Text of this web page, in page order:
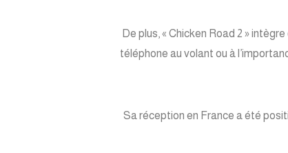
De plus, « Chicken Road 2 »
téléphone au volant ou à
Sa réception en France a été